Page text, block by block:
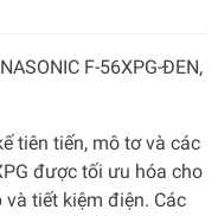
F-56XPG-ĐEN,
tiên tiến, mô tơ và các
được tối ưu hóa cho
tiết kiệm điện. Các